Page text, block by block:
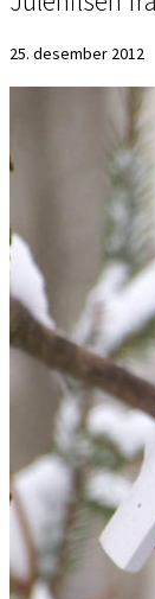
25. desember 2012